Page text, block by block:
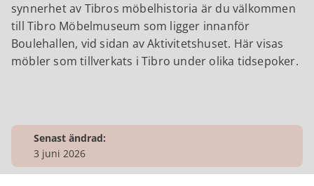
synnerhet av Tibros möbelhistoria är du välkommen
till Tibro Möbelmuseum som ligger innanför
Boulehallen, vid sidan av Aktivitetshuset. Här visas
möbler som tillverkats i Tibro under olika tidsepoker.
Senast ändrad:
3 juni 2026